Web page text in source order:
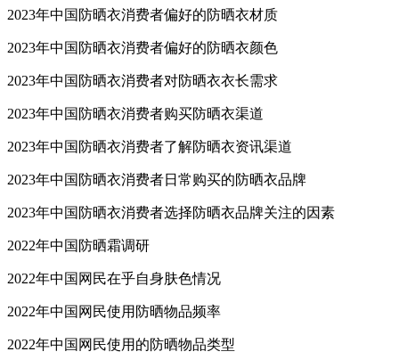
2023年中国防晒衣消费者偏好的防晒衣材质
2023年中国防晒衣消费者偏好的防晒衣颜色
2023年中国防晒衣消费者对防晒衣衣长需求
2023年中国防晒衣消费者购买防晒衣渠道
2023年中国防晒衣消费者了解防晒衣资讯渠道
2023年中国防晒衣消费者日常购买的防晒衣品牌
2023年中国防晒衣消费者选择防晒衣品牌关注的因素
2022年中国防晒霜调研
2022年中国网民在乎自身肤色情况
2022年中国网民使用防晒物品频率
2022年中国网民使用的防晒物品类型